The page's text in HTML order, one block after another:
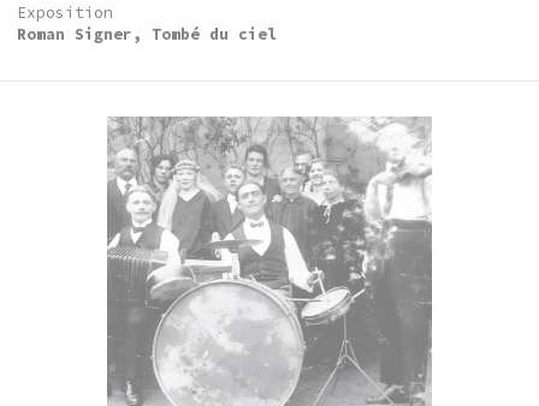
Exposition
Roman Signer, Tombé du ciel